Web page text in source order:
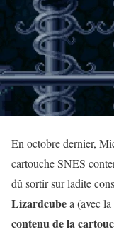
En octobre dernier,
cartouche SNES
dû sortir sur ladite
Lizardcubea (avec
contenu de la